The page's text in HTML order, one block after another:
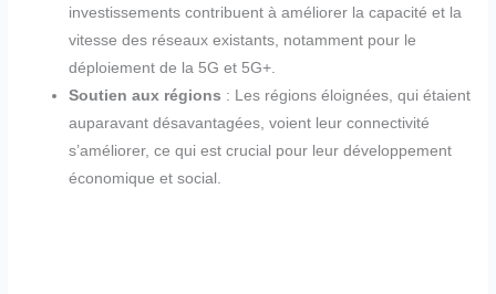
investissements contribuent à améliorer la capacité et la
vitesse des réseaux existants, notamment pour le
déploiement de la 5G et 5G+.
Soutien aux régions : Les régions éloignées, qui étaient
auparavant désavantagées, voient leur connectivité
s’améliorer, ce qui est crucial pour leur développement
économique et social.